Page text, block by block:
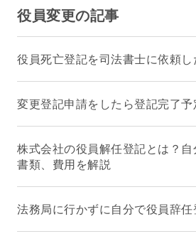
役員変更の記事
役員死亡登記を司法書士に依頼
変更登記申請をしたら登記完了
株式会社の役員解任登記とは？
書類、費用を解説
法務局に行かずに自分で役員辞